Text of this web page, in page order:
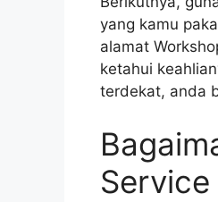
yang kamu
alamat
ketahui
terdekat, anda